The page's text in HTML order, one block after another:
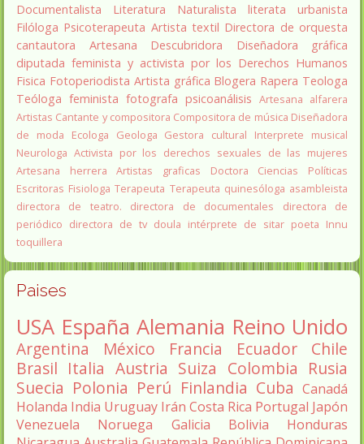
Documentalista
Literatura Naturalista literata
urbanista
Filóloga Psicoterapeuta Artista textil Directora de orquesta
cantautora
Artesana Descubridora
Diseñadora gráfica
diputada feminista y activista por los Derechos Humanos
Fisica Fotoperiodista Artista gráfica Blogera Rapera Teologa
Teóloga feminista fotografa psicoanálisis Artesana alfarera
Artistas Cantante y compositora Compositora de música Diseñadora
de moda
Ecologa Geologa Gestora cultural
Interprete musical
Neurologa Activista por los derechos sexuales de las mujeres
Artesana herrera
Artistas graficas
Doctora Ciencias Políticas
Escritoras Fisiologa Terapeuta Terapeuta quinesóloga asambleista
directora de teatro.
directora de documentales
directora de
periódico directora de tv doula intérprete de sitar poeta Innu
toquillera
Paises
USA España Alemania Reino Unido
Argentina México Francia Ecuador
Chile
Brasil Italia Austria Suiza Colombia Rusia
Suecia Polonia Perú Finlandia Cuba Canadá
Holanda India Uruguay Irán Costa Rica Portugal Japón
Venezuela
Noruega Galicia Bolivia
Honduras